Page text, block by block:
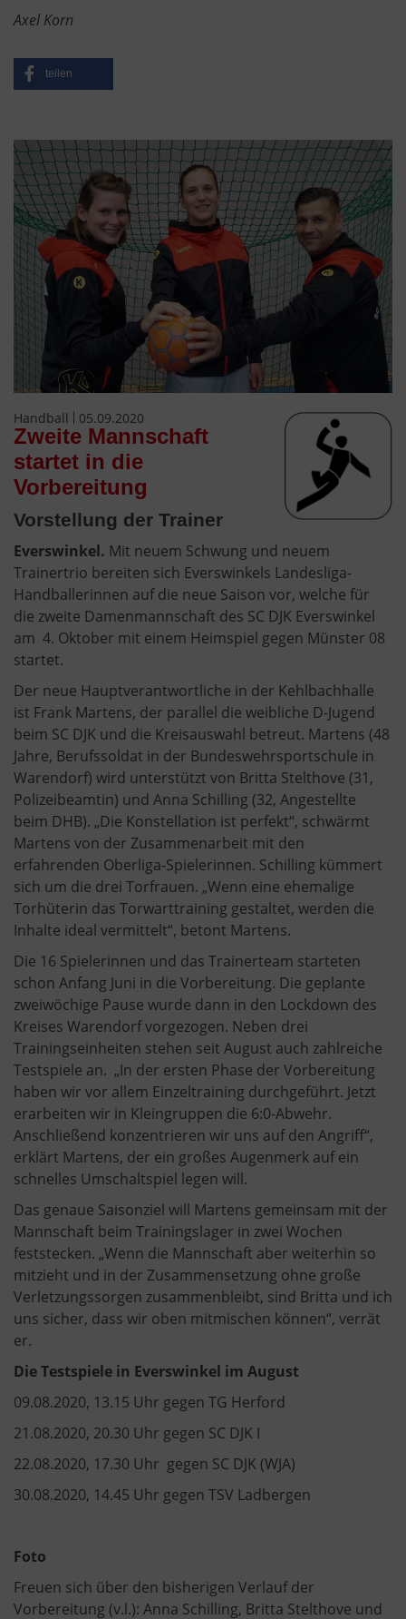
Axel Korn
teilen
Handball 05.09.2020
Zweite Mannschaft
startet in die
Vorbereitung
Vorstellung der Trainer
Everswinkel. Mit neuem Schwung und neuem
Trainertrio bereiten sich Everswinkels Landesliga-
Handballerinnen auf die neue Saison vor, welche für
die zweite Damenmannschaft des SC DJK Everswinkel
am 4. Oktober mit einem Heimspiel gegen Münster 08
startet.
Der neue Hauptverantwortliche in der Kehlbachhalle
ist Frank Martens, der parallel die weibliche D-Jugend
beim SC DJK und die Kreisauswahl betreut. Martens (48
Jahre, Berufssoldat in der Bundeswehrsportschule in
Warendorf) wird unterstützt von Britta Stelthove (31,
Polizeibeamtin) und Anna Schilling (32, Angestellte
beim DHB). „Die Konstellation ist perfekt“, schwärmt
Martens von der Zusammenarbeit mit den
erfahrenden Oberliga-Spielerinnen. Schilling kümmert
sich um die drei Torfrauen. „Wenn eine ehemalige
Torhüterin das Torwarttraining gestaltet, werden die
Inhalte ideal vermittelt“, betont Martens.
Die 16 Spielerinnen und das Trainerteam starteten
schon Anfang Juni in die Vorbereitung. Die geplante
zweiwöchige Pause wurde dann in den Lockdown des
Kreises Warendorf vorgezogen. Neben drei
Trainingseinheiten stehen seit August auch zahlreiche
Testspiele an. „In der ersten Phase der Vorbereitung
haben wir vor allem Einzeltraining durchgeführt. Jetzt
erarbeiten wir in Kleingruppen die 6:0-Abwehr.
Anschließend konzentrieren wir uns auf den Angriff“,
erklärt Martens, der ein großes Augenmerk auf ein
schnelles Umschaltspiel legen will.
Das genaue Saisonziel will Martens gemeinsam mit der
Mannschaft beim Trainingslager in zwei Wochen
feststecken. „Wenn die Mannschaft aber weiterhin so
mitzieht und in der Zusammensetzung ohne große
Verletzungssorgen zusammenbleibt, sind Britta und ich
uns sicher, dass wir oben mitmischen können“, verrät
er.
Die Testspiele in Everswinkel im August
09.08.2020, 13.15 Uhr gegen TG Herford
21.08.2020, 20.30 Uhr gegen SC DJK I
22.08.2020, 17.30 Uhr gegen SC DJK (WJA)
30.08.2020, 14.45 Uhr gegen TSV Ladbergen
Foto
Freuen sich über den bisherigen Verlauf der
Vorbereitung (v.l.): Anna Schilling, Britta Stelthove und